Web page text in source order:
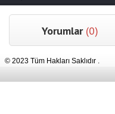
Yorumlar (0)
© 2023 Tüm Hakları Saklıdır .